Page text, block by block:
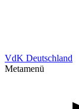
VdK Deutschland
Metamenü